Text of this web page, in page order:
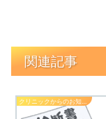
関連記事